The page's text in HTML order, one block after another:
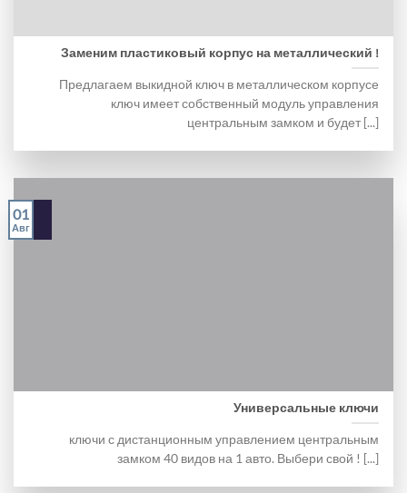
Заменим пластиковый корпус на металлический !
Предлагаем выкидной ключ в металлическом корпусе
ключ имеет собственный модуль управления
центральным замком и будет [...]
Универсальные ключи
ключи с дистанционным управлением центральным
замком 40 видов на 1 авто. Выбери свой ! [...]
01
Авг